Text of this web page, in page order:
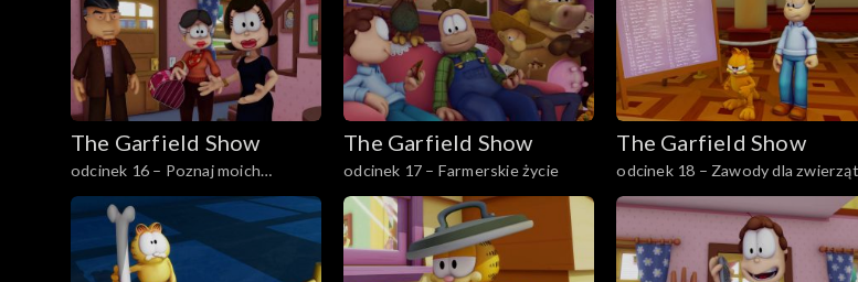
The Garfield Show
odcinek 16 – Poznaj moich
rodziców
The Garfield Show
odcinek 17 – Farmerskie życie
The Garfield Show
odcinek 18 – Zawody dla zwierząt